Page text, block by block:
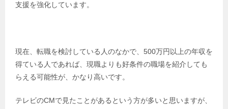
支援を強化しています。
現在、転職を検討している人のなかで、500万円以上の年収を
得ている人であれば、現職よりも好条件の職場を紹介しても
らえる可能性が、かなり高いです。
テレビのCMで見たことがあるという方が多いと思いますが、